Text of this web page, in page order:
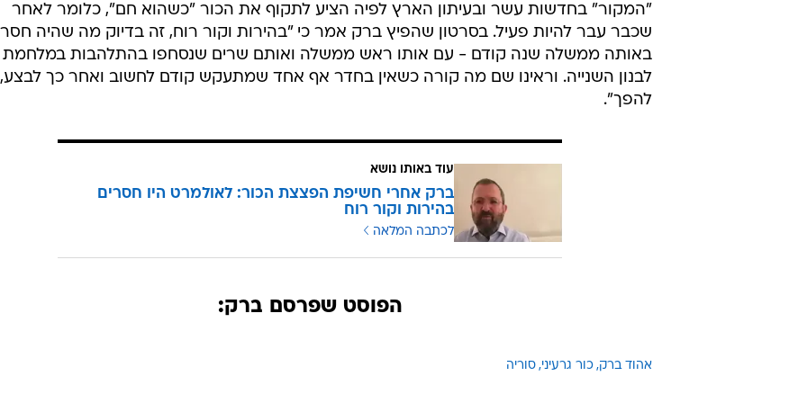
"המקור" בחדשות עשר ובעיתון הארץ לפיה הציע לתקוף את הכור "כשהוא חם", כלומר לאחר
שכבר עבר להיות פעיל. בסרטון שהפיץ ברק אמר כי "בהירות וקור רוח, זה בדיוק מה שהיה חסר
באותה ממשלה שנה קודם - עם אותו ראש ממשלה ואותם שרים שנסחפו בהתלהבות במלחמת
לבנון השנייה. וראינו שם מה קורה כשאין בחדר אף אחד שמתעקש קודם לחשוב ואחר כך
להפך".
עוד באותו נושא
ברק אחרי חשיפת הפצצת הכור: לאולמרט היו חסרים
בהירות וקור רוח
לכתבה המלאה
הפוסט שפרסם ברק:
אהוד ברק כור גרעיני סוריה